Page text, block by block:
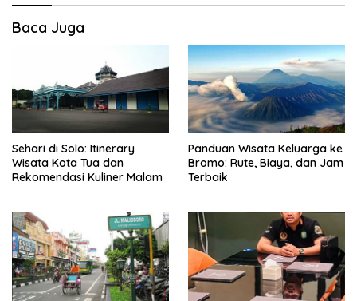
Baca Juga
Sehari di Solo: Itinerary
Wisata Kota Tua dan
Rekomendasi Kuliner Malam
Panduan Wisata Keluarga ke
Bromo: Rute, Biaya, dan Jam
Terbaik